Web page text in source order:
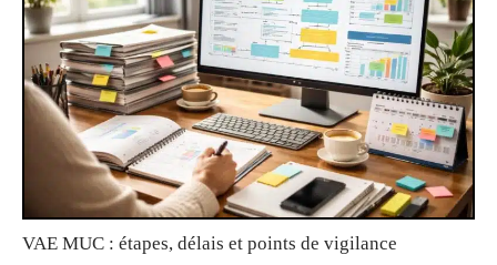
VAE MUC : étapes, délais et points de vigilance